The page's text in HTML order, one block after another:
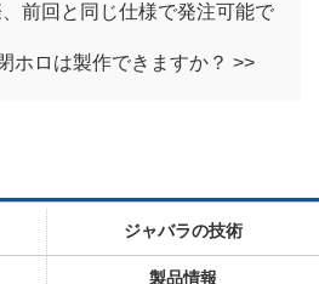
前回と同じ仕様で発注可能で
ホロは製作できますか？ >>
ジャバラの技術
製品情報